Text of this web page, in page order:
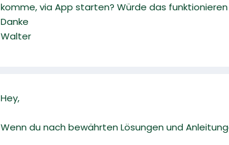
komme, via App starten? Würde das
Danke
Walter
Hey,
Wenn du nach bewährten Lösungen und